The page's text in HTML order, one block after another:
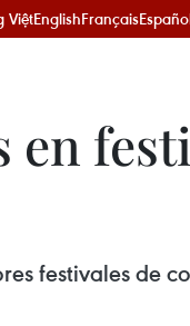
ViệtEnglishFrançais
en
festivales de